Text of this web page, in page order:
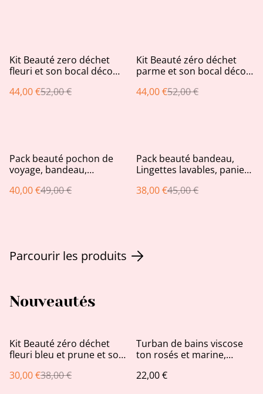
%
Kit Beauté zero déchet
fleuri et son bocal déco
44,00 €52,00 €
%
Kit Beauté zéro déchet
parme et son bocal déco
44,00 €52,00 €
%
Pack beauté pochon de
voyage, bandeau,
Chouchou kaki et pois
40,00 €49,00 €
%
Pack beauté bandeau,
Lingettes lavables, panier
éventails gris
38,00 €45,00 €
Parcourir les produits
Nouveautés
%
Kit Beauté zéro déchet
fleuri bleu et prune et son
30,00 €38,00 €
Turban de bains viscose
ton rosés et marine,
22,00 €